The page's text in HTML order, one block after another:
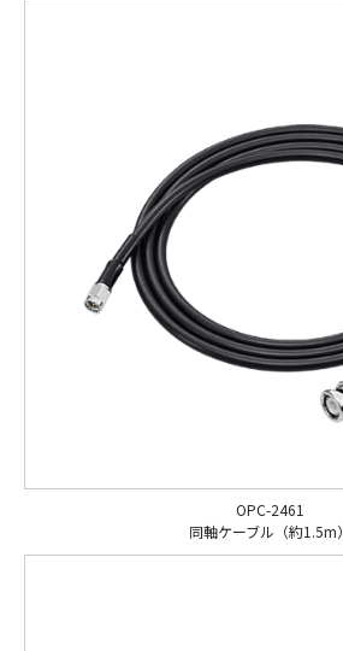
OPC-2461
同軸ケーブル（約1.5m）